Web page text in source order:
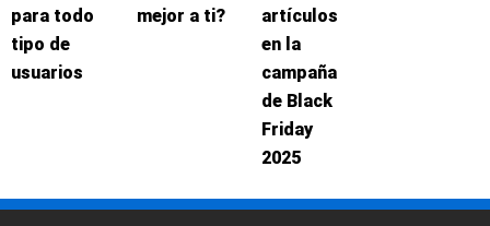
para todo
tipo de
usuarios
mejor a ti?
artículos
en la
campaña
de Black
Friday
2025